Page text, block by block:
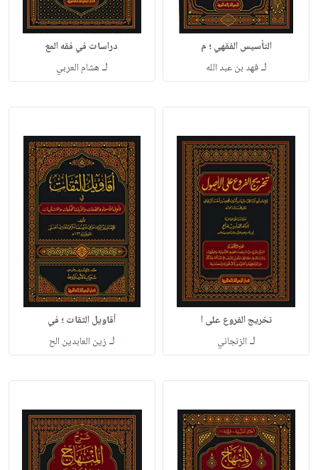
التأسيس الفقهي ؛ م
لـفهد بن عبد الله
دراسات في فقه المع
لـ هشام العربي
تخريج الفروع على ا
لـ الزنجاني
أقاويل الثقات ؛ في
لـ زين العابدين الح